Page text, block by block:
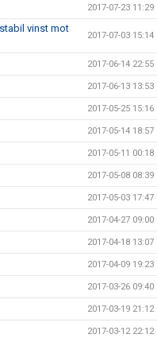
2017-07-23 11:29
vinst mot
2017-07-03 15:14
2017-06-14 22:55
2017-06-13 13:53
2017-05-25 15:16
2017-05-14 18:57
2017-05-11 00:18
2017-05-08 08:39
2017-05-03 17:47
2017-04-27 09:00
2017-04-18 13:07
2017-04-09 19:23
2017-03-26 09:40
2017-03-19 21:12
2017-03-12 22:12